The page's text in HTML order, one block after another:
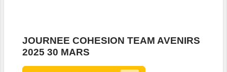
JOURNEE COHESION TEAM AVENIRS
2025 30 MARS